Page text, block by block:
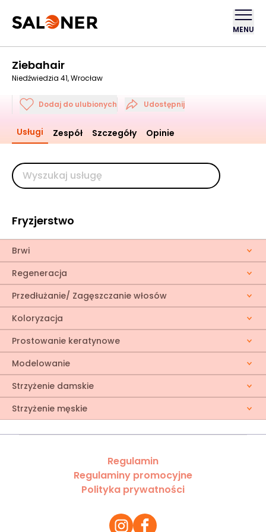
MENU
Ziebahair
Niedźwiedzia 41, Wrocław
Dodaj do ulubionych Udostępnij
Usługi Zespół Szczegóły Opinie
Fryzjerstwo
Brwi
Regeneracja
Przedłużanie/ Zagęszczanie włosów
Koloryzacja
Prostowanie keratynowe
Modelowanie
Strzyżenie damskie
Strzyżenie męskie
Regulamin
Regulaminy promocyjne
Polityka prywatności